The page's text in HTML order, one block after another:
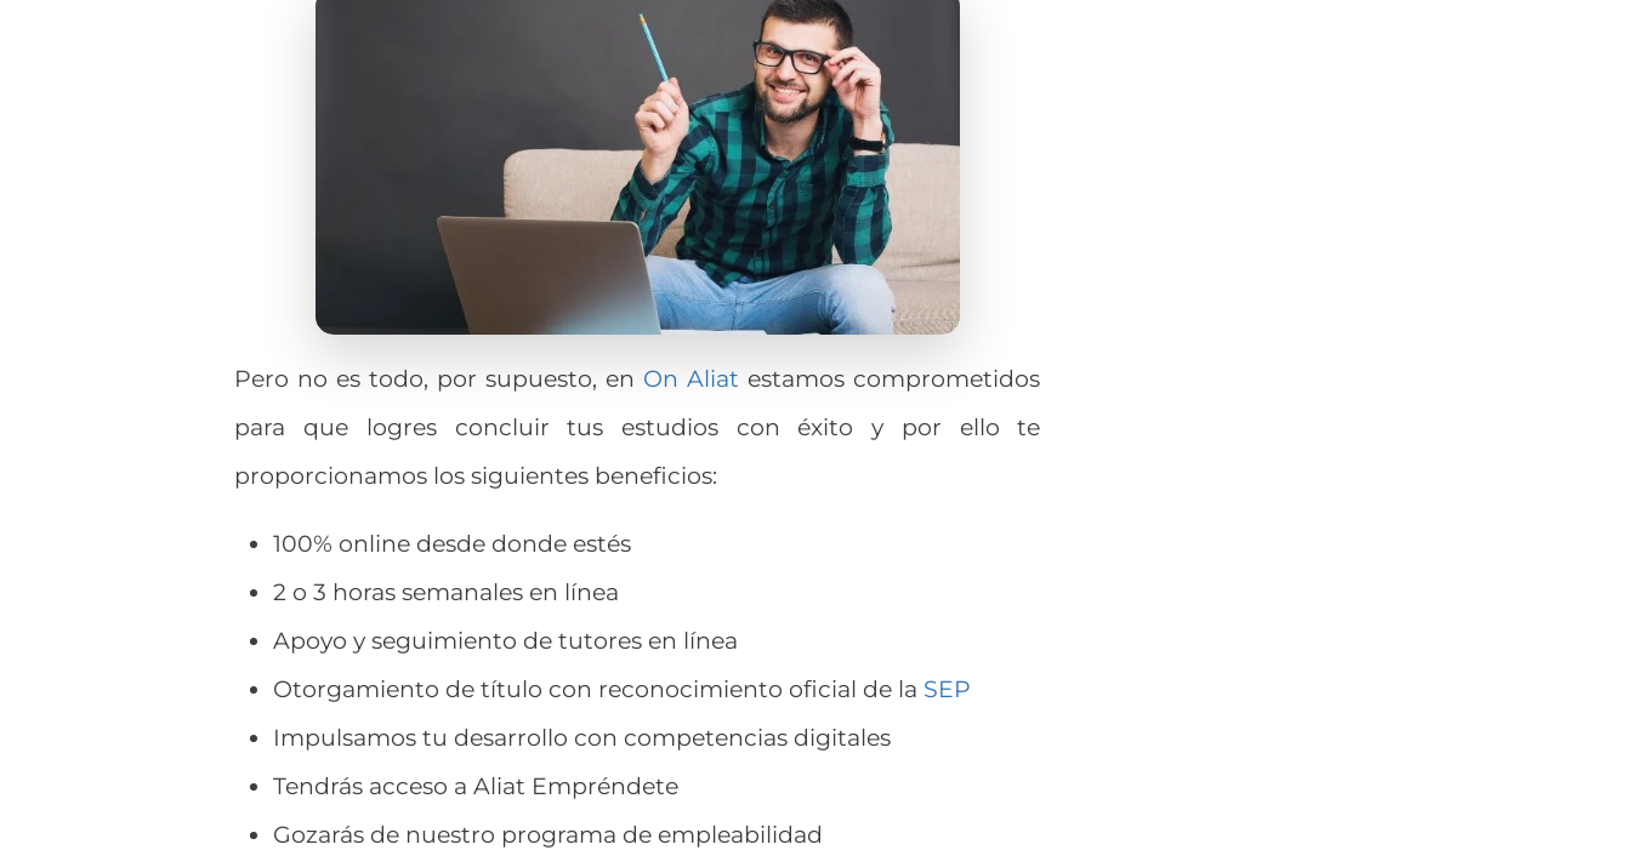
Pero no es todo, por supuesto, en On Aliat estamos comprometidos
para que logres concluir tus estudios con éxito y por ello te
proporcionamos los siguientes beneficios:
100% online desde donde estés
2 o 3 horas semanales en línea
Apoyo y seguimiento de tutores en línea
Otorgamiento de título con reconocimiento oficial de la SEP
Impulsamos tu desarrollo con competencias digitales
Tendrás acceso a Aliat Empréndete
Gozarás de nuestro programa de empleabilidad